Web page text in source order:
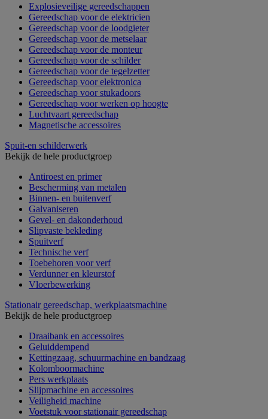
Explosieveilige gereedschappen
Gereedschap voor de elektricien
Gereedschap voor de loodgieter
Gereedschap voor de metselaar
Gereedschap voor de monteur
Gereedschap voor de schilder
Gereedschap voor de tegelzetter
Gereedschap voor elektronica
Gereedschap voor stukadoors
Gereedschap voor werken op hoogte
Luchtvaart gereedschap
Magnetische accessoires
Spuit-en schilderwerk
Bekijk de hele productgroep
Antiroest en primer
Bescherming van metalen
Binnen- en buitenverf
Galvaniseren
Gevel- en dakonderhoud
Slipvaste bekleding
Spuitverf
Technische verf
Toebehoren voor verf
Verdunner en kleurstof
Vloerbewerking
Stationair gereedschap, werkplaatsmachine
Bekijk de hele productgroep
Draaibank en accessoires
Geluiddempend
Kettingzaag, schuurmachine en bandzaag
Kolomboormachine
Pers werkplaats
Slijpmachine en accessoires
Veiligheid machine
Voetstuk voor stationair gereedschap